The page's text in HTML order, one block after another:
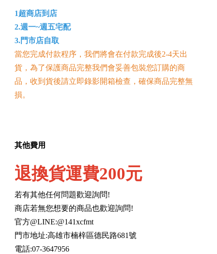
1超商店到店
2.週一~週五宅配
3.門市店自取
當您完成付款程序，我們將會在付款完成後2-4天出
貨，為了保護商品完整我們會妥善包裝您訂購的商
品，收到貨後請立即錄影開箱檢查，確保商品完整無
損。
其他費用
退換貨運費200元
若有其他任何問題歡迎詢問!
商店若無您想要的商品也歡迎詢問!
官方@LINE:@141xcfmt
門市地址:高雄市楠梓區德民路681號
電話:07-3647956